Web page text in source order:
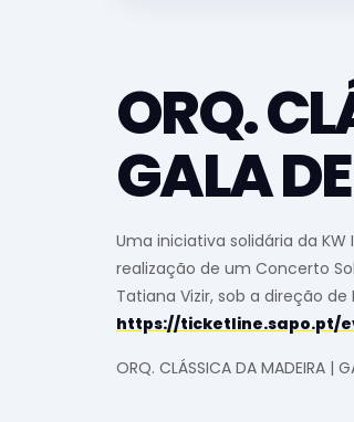
ORQ.
GALA
Uma iniciativa solidária da
realização de um Concerto
Tatiana Vizir, sob a direção
https://ticketline.sapo.pt/
ORQ. CLÁSSICA DA MADEIRA |